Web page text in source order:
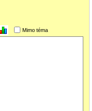
Mimo téma